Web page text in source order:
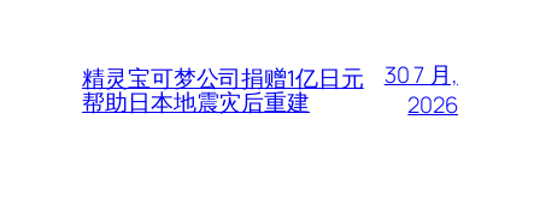
精灵宝可梦公司捐赠1亿日元
帮助日本地震灾后重建
30 7 月,
2026